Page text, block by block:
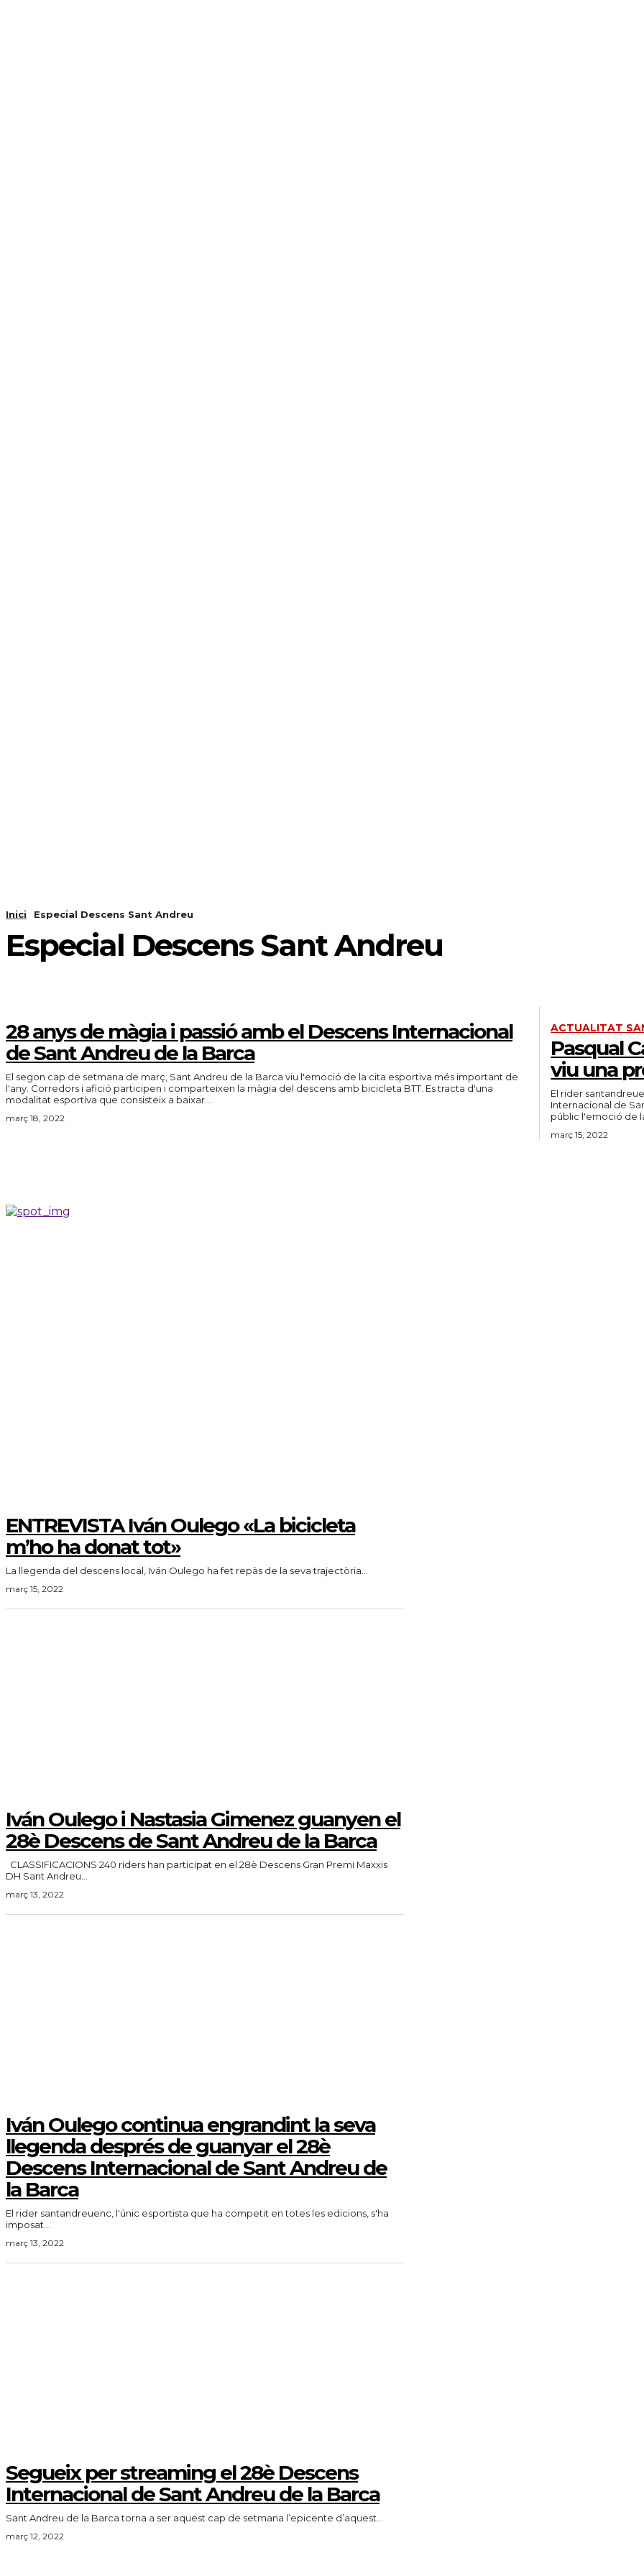
Inici Especial Descens Sant Andreu
Especial Descens Sant Andreu
28 anys de màgia i passió amb el Descens Internacional
de Sant Andreu de la Barca
El segon cap de setmana de març, Sant Andreu de la Barca viu l'emoció de la cita esportiva més important de
l'any. Corredors i afició participen i comparteixen la màgia del descens amb bicicleta BTT. Es tracta d'una
modalitat esportiva que consisteix a baixar...
març 18, 2022
ACTUALITAT
Pasqual
viu una
El rider
Internacional de
març 15, 2022
ENTREVISTA Iván Oulego «La bicicleta
m’ho ha donat tot»
La llegenda del descens local, Iván Oulego ha fet repàs de la seva trajectòria...
març 15, 2022
Iván Oulego i Nastasia Gimenez guanyen el
28è Descens de Sant Andreu de la Barca
DH Sant Andreu...
març 13, 2022
Iván Oulego continua engrandint la seva
llegenda després de guanyar el 28è
Descens Internacional de Sant Andreu de
la Barca
El rider santandreuenc, l'únic esportista que ha competit en totes les edicions, s'ha
imposat...
març 13, 2022
Segueix per streaming el 28è Descens
Internacional de Sant Andreu de la Barca
Sant Andreu de la Barca torna a ser aquest cap de setmana l’epicente d’aquest...
març 12, 2022